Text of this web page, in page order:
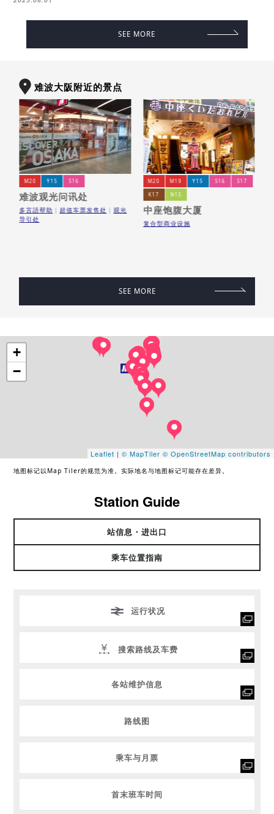
SEE MORE
难波大阪附近的景点
M20 Y15 S16
难波观光问讯处
多言語帮助 超值车票发售处
观光
导引处
M20 M19 Y15 S16
S17
K17
N15
中座饱腹大厦
复合型商业设施
SEE MORE
+
−
Leaflet | © MapTiler © OpenStreetMap contributors
地图标记以Map Tiler的规范为准。实际地名与地图标记可能存在差异。
Station Guide
站信息・进出口
乘车位置指南
运行状况
搜索路线及车费
各站维护信息
路线图
乘车与月票
首末班车时间